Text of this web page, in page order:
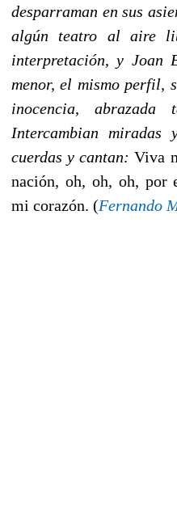
desparraman en sus
algún teatro al aire
interpretación, y Joan
menor, el mismo perfil,
inocencia,
Intercambian miradas
cuerdas y cantan: Viva
nación, oh, oh, oh, por
mi corazón. (Fernando